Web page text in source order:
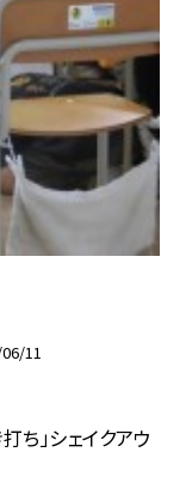
11
ち」シェイクアウ